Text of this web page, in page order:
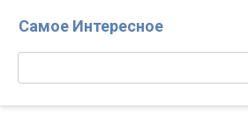
Самое Интересное
Поиск: